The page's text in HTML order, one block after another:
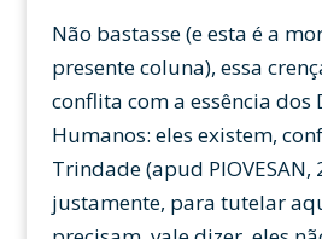
Não bastasse (e esta é a
presente coluna), essa
conflita com a essência dos
Humanos: eles existem,
Trindade (apud PIOVESAN,
justamente, para tutelar